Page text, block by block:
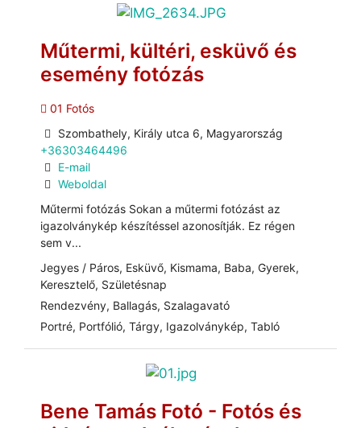
Műtermi, kültéri, esküvő és
esemény fotózás
01 Fotós
Szombathely, Király utca 6, Magyarország
+36303464496
E-mail
Weboldal
Műtermi fotózás Sokan a műtermi fotózást az
igazolványkép készítéssel azonosítják. Ez régen
sem v...
Jegyes / Páros, Esküvő, Kismama, Baba, Gyerek,
Keresztelő, Születésnap
Rendezvény, Ballagás, Szalagavató
Portré, Portfólió, Tárgy, Igazolványkép, Tabló
Bene Tamás Fotó - Fotós és